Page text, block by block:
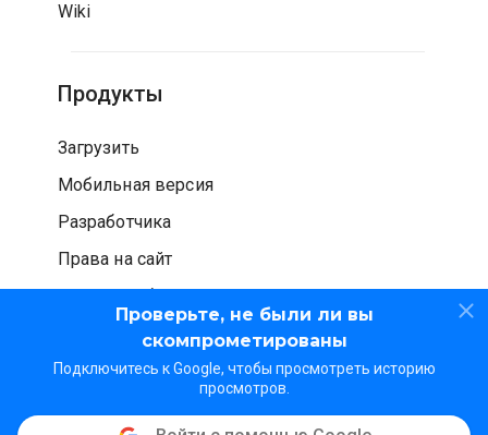
Проверьте, не были ли вы
скомпрометированы
Подключитесь к Google, чтобы просмотреть историю
просмотров.
Wiki
Продукты
Загрузить
Мобильная версия
Разработчика
Права на сайт
Проверка безопасности